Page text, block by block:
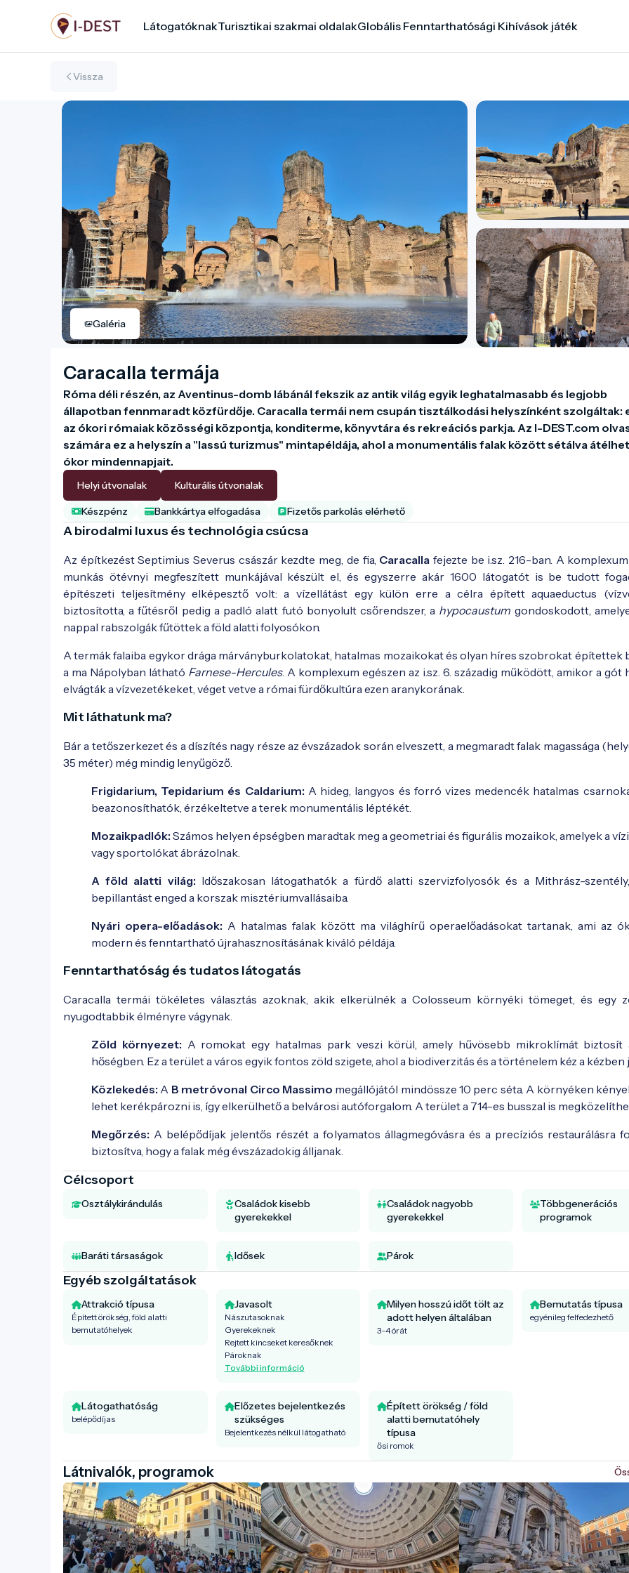
tartalomra
LátogatóknakTurisztikai szakmai oldalakGlobális Fenntarthatósági Kihívások játék
Vissza
Galéria
Caracalla termája
Róma déli részén, az Aventinus-domb lábánál fekszik az antik világ egyik leghatalmasabb és legjobb
állapotban fennmaradt közfürdője. Caracalla termái nem csupán tisztálkodási helyszínként szolgáltak:
az ókori rómaiak közösségi központja, konditerme, könyvtára és rekreációs parkja. Az I-DEST.com
számára ez a helyszín a "lassú turizmus" mintapéldája, ahol a monumentális falak között sétálva
ókor mindennapjait.
Helyi útvonalak Kulturális útvonalak
Készpénz Bankkártya elfogadása Fizetős parkolás elérhető
A birodalmi luxus és technológia csúcsa
Az építkezést Septimius Severus császár kezdte meg, de fia, Caracalla fejezte be i.sz. 216-ban. A
munkás ötévnyi megfeszített munkájával készült el, és egyszerre akár 1600 látogatót is be tudott
építészeti teljesítmény elképesztő volt: a vízellátást egy külön erre a célra épített aquaeductus
biztosította, a fűtésről pedig a padló alatt futó bonyolult csőrendszer, a hypocaustum gondoskodott,
nappal rabszolgák fűtöttek a föld alatti folyosókon.
A termák falaiba egykor drága márványburkolatokat, hatalmas mozaikokat és olyan híres szobrokat építettek
a ma Nápolyban látható Farnese-Hercules. A komplexum egészen az i.sz. 6. századig működött, amikor a gót
elvágták a vízvezetékeket, véget vetve a római fürdőkultúra ezen aranykorának.
Mit láthatunk ma?
Bár a tetőszerkezet és a díszítés nagy része az évszázadok során elveszett, a megmaradt falak magassága
35 méter) még mindig lenyűgöző.
Frigidarium, Tepidarium és Caldarium: A hideg, langyos és forró vizes medencék hatalmas
beazonosíthatók, érzékeltetve a terek monumentális léptékét.
Mozaikpadlók: Számos helyen épségben maradtak meg a geometriai és figurális mozaikok, amelyek a
vagy sportolókat ábrázolnak.
A föld alatti világ: Időszakosan látogathatók a fürdő alatti szervizfolyosók és a Mithrász-
bepillantást enged a korszak misztériumvallásaiba.
Nyári opera-előadások: A hatalmas falak között ma világhírű operaelőadásokat tartanak, ami az
modern és fenntartható újrahasznosításának kiváló példája.
Fenntarthatóság és tudatos látogatás
Caracalla termái tökéletes választás azoknak, akik elkerülnék a Colosseum környéki tömeget, és egy
nyugodtabbik élményre vágynak.
Zöld környezet: A romokat egy hatalmas park veszi körül, amely hűvösebb mikroklímát biztosít
hőségben. Ez a terület a város egyik fontos zöld szigete, ahol a biodiverzitás és a történelem kéz a kézben
Közlekedés: A B metróvonal Circo Massimo megállójától mindössze 10 perc séta. A környéken
lehet kerékpározni is, így elkerülhető a belvárosi autóforgalom. A terület a 714-es busszal is
Megőrzés: A belépődíjak jelentős részét a folyamatos állagmegóvásra és a precíziós restaurálásra
biztosítva, hogy a falak még évszázadokig álljanak.
Célcsoport
Osztálykirándulás
Családok kisebb
gyerekekkel
Családok nagyobb
gyerekekkel
Többgenerációs
programok
Baráti társaságok Idősek Párok
Egyéb szolgáltatások
Attrakció típusa
Épített örökség, föld alatti
bemutatóhelyek
Javasolt
Nászutasoknak
Gyerekeknek
Rejtett kincseket keresőknek
Pároknak
További információ
Milyen hosszú időt tölt az
adott helyen általában
3-4 órát
Bemutatás típusa
egyénileg felfedezhető
Látogathatóság
belépődíjas
Előzetes bejelentkezés
szükséges
Bejelentkezés nélkül látogatható
Épített örökség / föld
alatti bemutatóhely
típusa
ősi romok
Látnivalók, programok